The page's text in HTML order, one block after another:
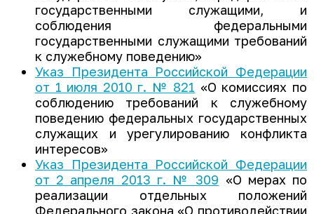
государственными служащими, и
соблюдения федеральными
государственными служащими требований
к служебному поведению»
Указ Президента Российской Федерации
от 1 июля 2010 г. № 821 «О комиссиях по
соблюдению требований к служебному
поведению федеральных государственных
служащих и урегулированию конфликта
интересов»
Указ Президента Российской Федерации
от 2 апреля 2013 г. № 309 «О мерах по
реализации отдельных положений
Федерального закона «О противодействии